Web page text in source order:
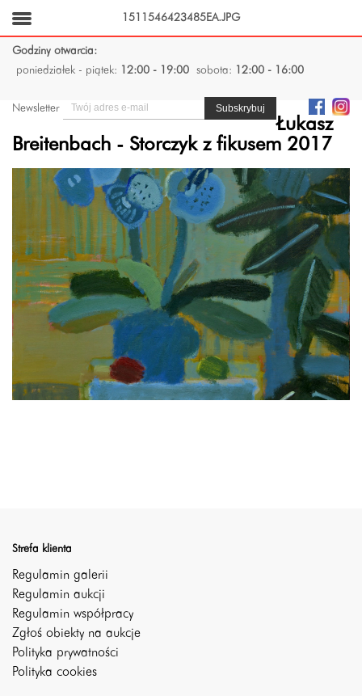
Godziny otwarcia:
poniedziałek - piątek:
12:00 - 19:00 sobota: 12:00 - 16:00
Newsletter
Łukasz
Breitenbach - Storczyk z fikusem 2017
Strefa klienta
Regulamin galerii
Regulamin aukcji
Regulamin współpracy
Zgłoś obiekty na aukcje
Polityka prywatności
Polityka cookies
1511546423485EA.JPG